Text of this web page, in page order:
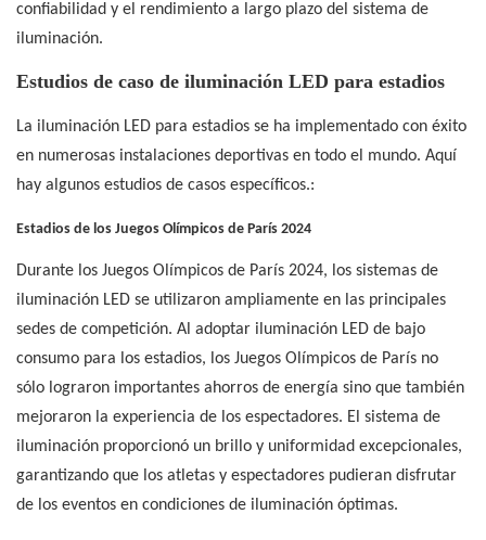
confiabilidad y el rendimiento a largo plazo del sistema de
iluminación.
Estudios de caso de iluminación LED para estadios
La iluminación LED para estadios se ha implementado con éxito
en numerosas instalaciones deportivas en todo el mundo. Aquí
hay algunos estudios de casos específicos.:
Estadios de los Juegos Olímpicos de París 2024
Durante los Juegos Olímpicos de París 2024, los sistemas de
iluminación LED se utilizaron ampliamente en las principales
sedes de competición. Al adoptar iluminación LED de bajo
consumo para los estadios, los Juegos Olímpicos de París no
sólo lograron importantes ahorros de energía sino que también
mejoraron la experiencia de los espectadores. El sistema de
iluminación proporcionó un brillo y uniformidad excepcionales,
garantizando que los atletas y espectadores pudieran disfrutar
de los eventos en condiciones de iluminación óptimas.